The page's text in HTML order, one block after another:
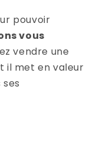
pouvoir
vous
vendre une
il met en valeur